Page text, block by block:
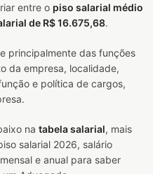
entre o piso salarial médio
de R$ 16.675,68.
principalmente das funções
da empresa, localidade,
e política de cargos,
na tabela salarial, mais
salarial 2026, salário
e anual para saber